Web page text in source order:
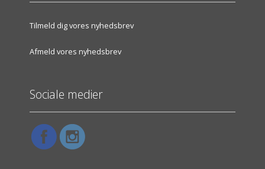
Tilmeld dig vores nyhedsbrev
Afmeld vores nyhedsbrev
Sociale medier